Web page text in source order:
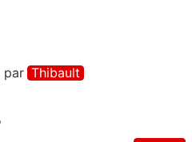
par Thibault